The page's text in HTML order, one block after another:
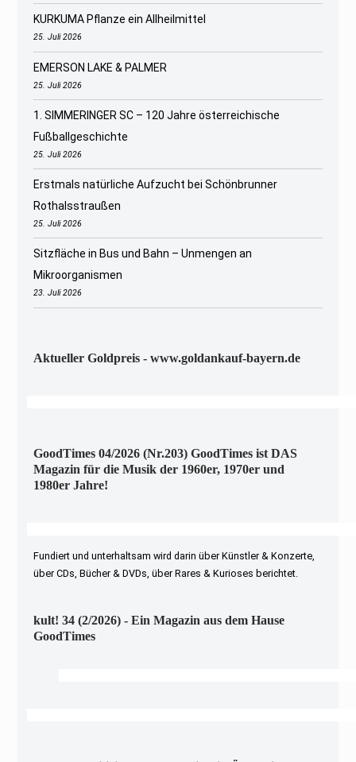
KURKUMA Pflanze ein Allheilmittel
25. Juli 2026
EMERSON LAKE & PALMER
25. Juli 2026
1. SIMMERINGER SC – 120 Jahre österreichische
Fußballgeschichte
25. Juli 2026
Erstmals natürliche Aufzucht bei Schönbrunner
Rothalsstraußen
25. Juli 2026
Sitzfläche in Bus und Bahn – Unmengen an
Mikroorganismen
23. Juli 2026
Aktueller Goldpreis - www.goldankauf-bayern.de
GoodTimes 04/2026 (Nr.203) GoodTimes ist DAS
Magazin für die Musik der 1960er, 1970er und
1980er Jahre!
Fundiert und unterhaltsam wird darin über Künstler & Konzerte,
über CDs, Bücher & DVDs, über Rares & Kurioses berichtet.
kult! 34 (2/2026) - Ein Magazin aus dem Hause
GoodTimes